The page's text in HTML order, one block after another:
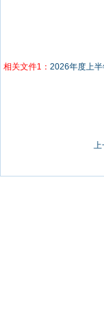
相关文件1： 2026年度上
上